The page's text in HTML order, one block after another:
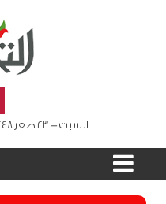
السبت - 23 صفر 1448 هـ , 08 أغسطس 2026 م